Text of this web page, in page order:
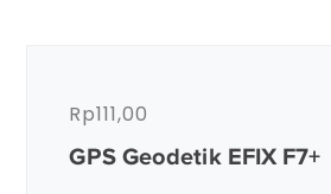
GPS Geodetik EFIX F7+
Rp111,00